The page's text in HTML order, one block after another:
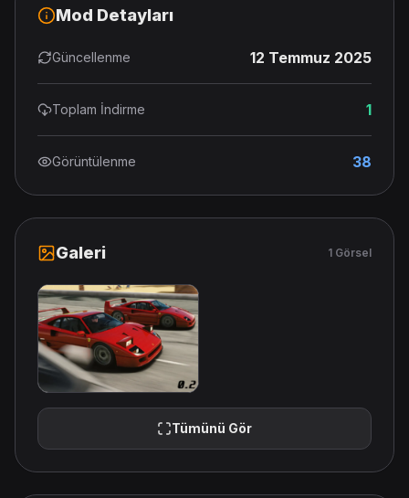
Mod Detayları
Güncellenme 12 Temmuz 2025
Toplam İndirme 1
Görüntülenme 38
Galeri 1 Görsel
Tümünü Gör